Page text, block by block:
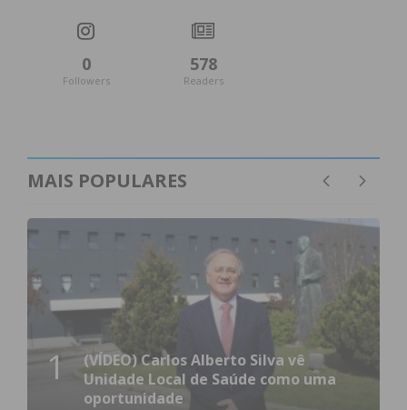
0
Followers
578
Readers
MAIS POPULARES
1
(VÍDEO) Carlos Alberto Silva vê
Unidade Local de Saúde como uma
oportunidade